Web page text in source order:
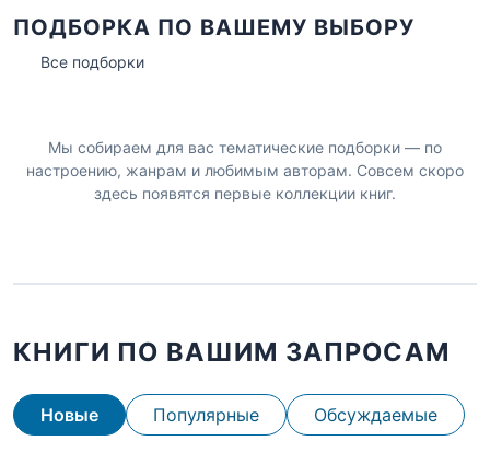
ПОДБОРКА ПО ВАШЕМУ ВЫБОРУ
Все подборки
Мы собираем для вас тематические подборки — по
настроению, жанрам и любимым авторам. Совсем скоро
здесь появятся первые коллекции книг.
КНИГИ ПО ВАШИМ ЗАПРОСАМ
Новые Популярные Обсуждаемые